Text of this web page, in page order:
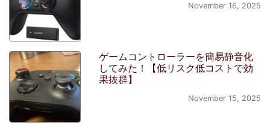
November 16, 2025
ゲームコントローラーを簡易静音化
してみた！【低リスク低コストで効
果抜群】
November 15, 2025